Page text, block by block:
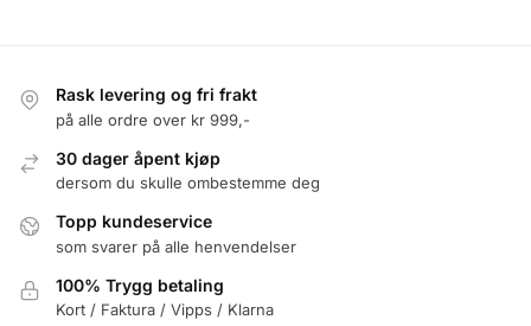
Rask levering og fri frakt
på alle ordre over kr 999,-
30 dager åpent kjøp
dersom du skulle ombestemme deg
Topp kundeservice
som svarer på alle henvendelser
100% Trygg betaling
Kort / Faktura / Vipps / Klarna